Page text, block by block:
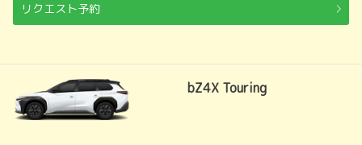
リクエスト予約
bZ4X Touring